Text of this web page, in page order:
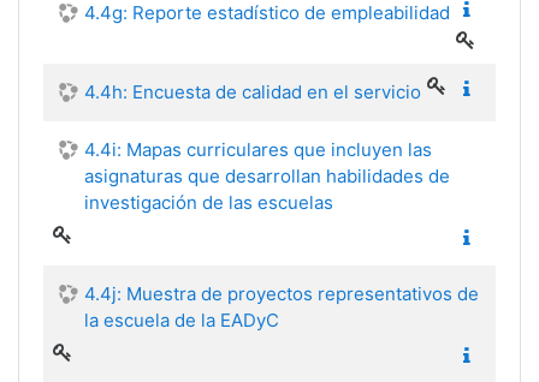
4.4g: Reporte estadístico de empleabilidad
4.4h: Encuesta de calidad en el servicio
4.4i: Mapas curriculares que incluyen las
asignaturas que desarrollan habilidades de
investigación de las escuelas
4.4j: Muestra de proyectos representativos de
la escuela de la EADyC